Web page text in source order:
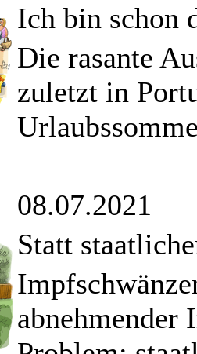
Ich bin schon
Die rasante
zuletzt in
08.07.2021
Statt
abnehmender